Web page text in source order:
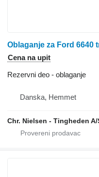
Oblaganje za Ford 6640
Cena na upit
Rezervni deo - oblaganje
Danska, Hemmet
Chr. Nielsen - Tingheden A/